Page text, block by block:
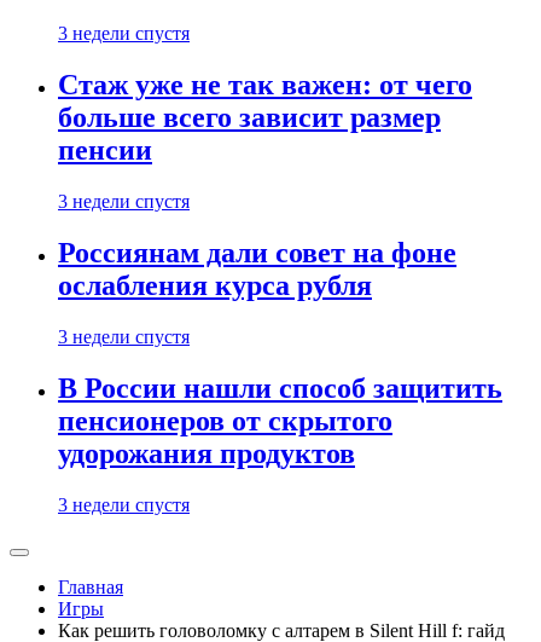
3 недели спустя
Стаж уже не так важен: от чего
больше всего зависит размер
пенсии
3 недели спустя
Россиянам дали совет на фоне
ослабления курса рубля
3 недели спустя
В России нашли способ защитить
пенсионеров от скрытого
удорожания продуктов
3 недели спустя
Главная
Игры
Как решить головоломку с алтарем в Silent Hill f: гайд